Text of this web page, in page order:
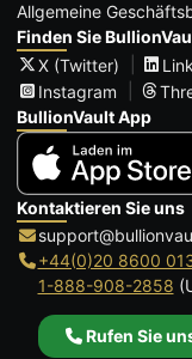
Allgemeine
Finden Sie
X (Twitter)
Instagram
BullionVault App
Kontaktieren Sie uns
+44(0)20 8600
1-888-908-2858
Rufen Sie